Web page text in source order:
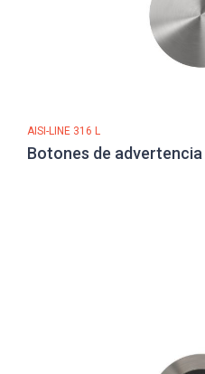
AISI-LINE 316 L
Botones de advertencia